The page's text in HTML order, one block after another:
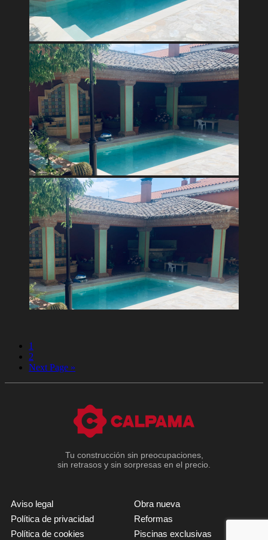
1
2
Next Page »
Tu construcción sin preocupaciones,
sin retrasos y sin sorpresas en el precio.
Aviso legal
Política de privacidad
Política de cookies
Obra nueva
Reformas
Piscinas exclusivas